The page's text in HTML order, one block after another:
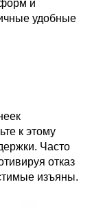
и
удобные
к этому
Часто
отказ
изъяны.